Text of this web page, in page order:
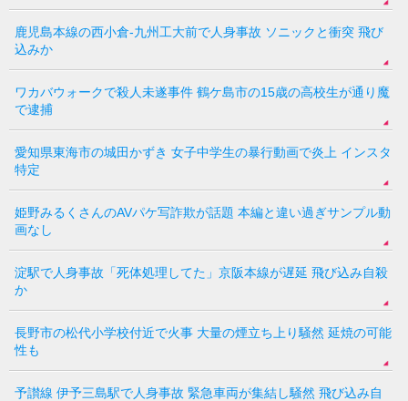
鹿児島本線の西小倉-九州工大前で人身事故 ソニックと衝突 飛び
込みか
ワカバウォークで殺人未遂事件 鶴ケ島市の15歳の高校生が通り魔
で逮捕
愛知県東海市の城田かずき 女子中学生の暴行動画で炎上 インスタ
特定
姫野みるくさんのAVパケ写詐欺が話題 本編と違い過ぎサンプル動
画なし
淀駅で人身事故「死体処理してた」京阪本線が遅延 飛び込み自殺
か
長野市の松代小学校付近で火事 大量の煙立ち上り騒然 延焼の可能
性も
予讃線 伊予三島駅で人身事故 緊急車両が集結し騒然 飛び込み自